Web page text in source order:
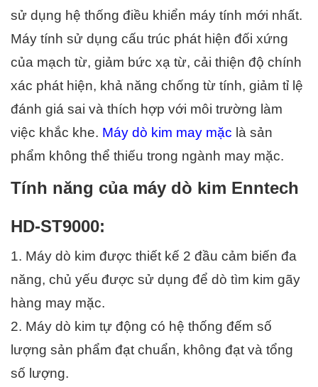
sử dụng hệ thống điều khiển máy tính mới nhất.
Máy tính sử dụng cấu trúc phát hiện đối xứng
của mạch từ, giảm bức xạ từ, cải thiện độ chính
xác phát hiện, khả năng chống từ tính, giảm tỉ lệ
đánh giá sai và thích hợp với môi trường làm
việc khắc khe. Máy dò kim may mặc là sản
phẩm không thể thiếu trong ngành may mặc.
Tính năng của máy dò kim Enntech
HD-ST9000:
1. Máy dò kim được thiết kế 2 đầu cảm biến đa
năng, chủ yếu được sử dụng để dò tìm kim gãy
hàng may mặc.
2. Máy dò kim tự động có hệ thống đếm số
lượng sản phẩm đạt chuẩn, không đạt và tổng
số lượng.